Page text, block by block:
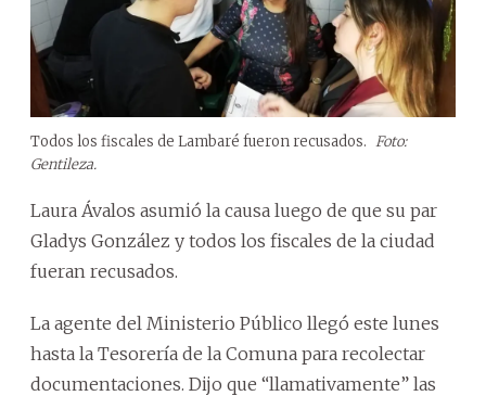
Todos los fiscales de Lambaré fueron recusados. Foto:
Gentileza.
Laura Ávalos asumió la causa luego de que su par
Gladys González y todos los fiscales de la ciudad
fueran recusados.
La agente del Ministerio Público llegó este lunes
hasta la Tesorería de la Comuna para recolectar
documentaciones. Dijo que “llamativamente” las